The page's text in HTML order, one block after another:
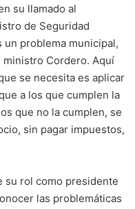
su llamado al
de Seguridad
un problema municipal,
Cordero. Aquí
se necesita es aplicar
a los que cumplen la
que no la cumplen, se
sin pagar impuestos,
su rol como presidente
las problemáticas